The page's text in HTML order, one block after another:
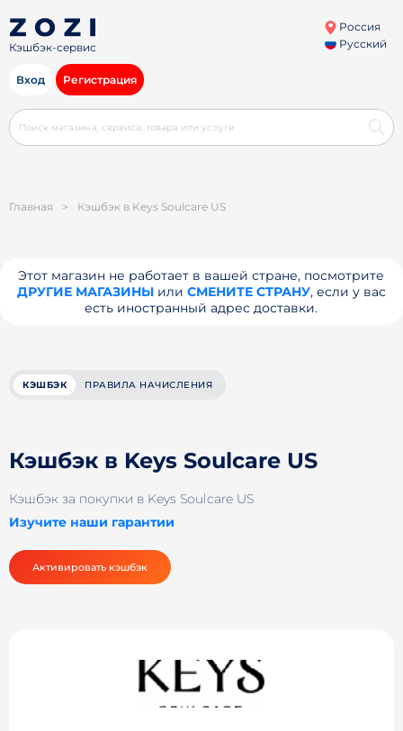
Кэшбэк-сервис
Россия
Русский
Вход Регистрация
Главная > Кэшбэк в Keys Soulcare US
Этот магазин не работает в вашей стране, посмотрите
ДРУГИЕ МАГАЗИНЫили СМЕНИТЕ СТРАНУ, если у вас
есть иностранный адрес доставки.
КЭШБЭК ПРАВИЛА НАЧИСЛЕНИЯ
Кэшбэк в Keys Soulcare US
Кэшбэк за покупки в Keys Soulcare US
Изучите наши гарантии
Активировать кэшбэк